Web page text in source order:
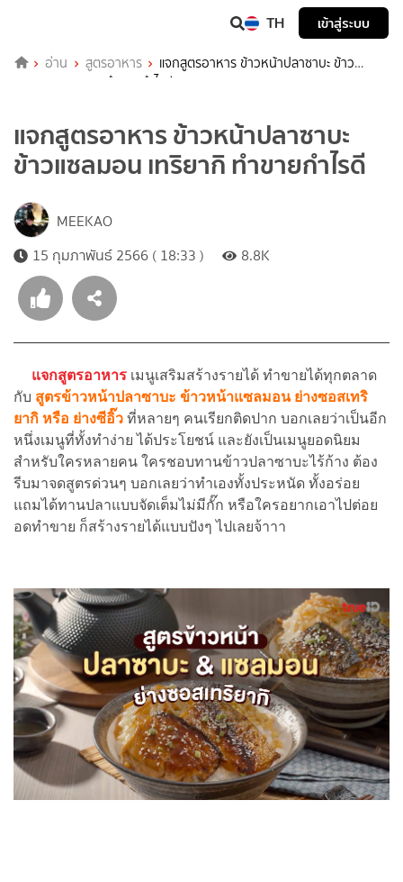
TH เข้าสู่ระบบ
อ่าน สูตรอาหาร
แจกสูตรอาหาร ข้าวหน้าปลาซาบะ ข้าว
แซลมอน เทริยากิ ทำขายกำไรดี
แจกสูตรอาหาร ข้าวหน้าปลาซาบะ
ข้าวแซลมอน เทริยากิ ทำขายกำไรดี
MEEKAO
15 กุมภาพันธ์ 2566 ( 18:33 )
8.8K
แจกสูตรอาหาร เมนูเสริมสร้างรายได้ ทำขายได้ทุกตลาด
กับ สูตรข้าวหน้าปลาซาบะ ข้าวหน้าแซลมอน ย่างซอสเทริ
ยากิ หรือ ย่างซีอิ๊ว ที่หลายๆ คนเรียกติดปาก บอกเลยว่าเป็นอีก
หนึ่งเมนูที่ทั้งทำง่าย ได้ประโยชน์ และยังเป็นเมนูยอดนิยม
สำหรับใครหลายคน ใครชอบทานข้าวปลาซาบะไร้ก้าง ต้อง
รีบมาจดสูตรด่วนๆ บอกเลยว่าทำเองทั้งประหนัด ทั้งอร่อย
แถมได้ทานปลาแบบจัดเต็มไม่มีกั๊ก หรือใครอยากเอาไปต่อย
อดทำขาย ก็สร้างรายได้แบบปังๆ ไปเลยจ้าาา